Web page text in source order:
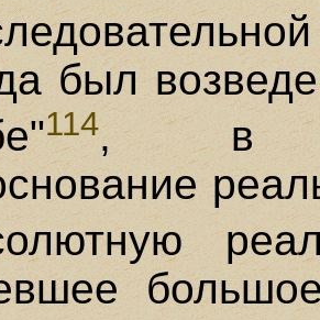
был
114, в